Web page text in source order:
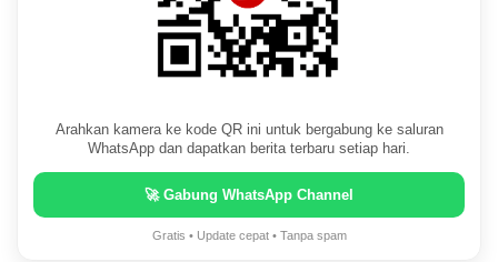
Arahkan kamera ke kode QR ini untuk bergabung ke saluran
WhatsApp dan dapatkan berita terbaru setiap hari.
🚀 Gabung WhatsApp Channel
Gratis • Update cepat • Tanpa spam